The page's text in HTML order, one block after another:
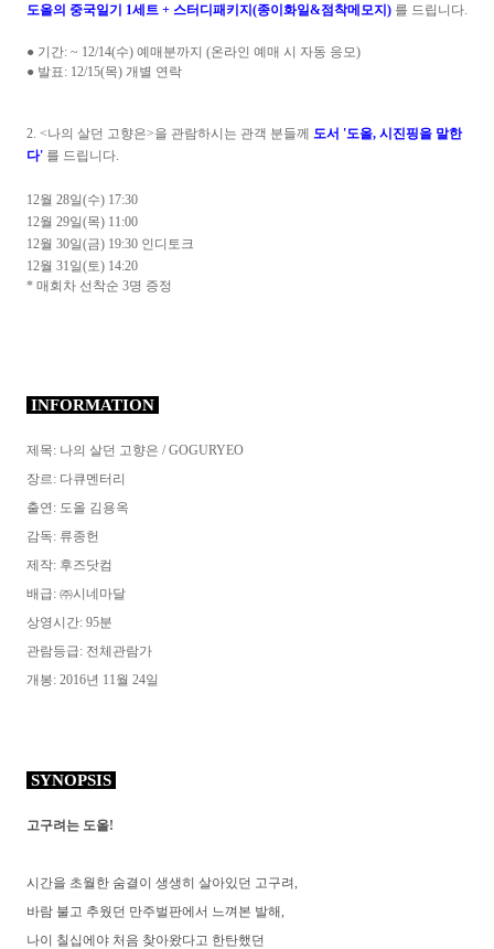
도올의 중국일기 1세트 + 스터디패키지(종이화일&점착메모지) 를 드립니다.
● 기간: ~ 12/14(수) 예매분까지 (온라인 예매 시 자동 응모)
● 발표: 12/15(목) 개별 연락
2. <나의 살던 고향은>을 관람하시는 관객 분들께 도서 '도올, 시진핑을 말한
다' 를 드립니다.
12월 28일(수) 17:30
12월 29일(목) 11:00
12월 30일(금) 19:30 인디토크
12월 31일(토) 14:20
* 매회차 선착순 3명 증정
INFORMATION
제목: 나의 살던 고향은 / GOGURYEO
장르: 다큐멘터리
출연: 도올 김용옥
감독: 류종헌
제작: 후즈닷컴
배급: ㈜시네마달
상영시간: 95분
관람등급: 전체관람가
개봉: 2016년 11월 24일
SYNOPSIS
고구려는 도올!
시간을 초월한 숨결이 생생히 살아있던 고구려,
바람 불고 추웠던 만주벌판에서 느껴본 발해,
나이 칠십에야 처음 찾아왔다고 한탄했던